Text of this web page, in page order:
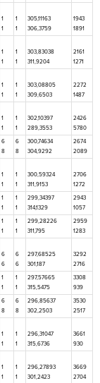
1
1
1
1
305,11163
306,3759
1943
1891
1
1
1
1
303,83038
311,9204
2161
1271
1
1
1
1
303,08805
309,6503
2272
1487
1
1
1
1
302,10397
289,3553
2426
5780
6
8
6
8
300,74634
304,9292
2674
2089
1
1
1
1
300,59324
311,9153
2706
1272
1
1
1
1
299,34397
314,1329
2943
1057
1
1
1
1
299,28226
311,795
2959
1283
6
6
6
6
297,68525
301,187
3292
2716
1
1
1
1
297,57665
315,5475
3308
939
6
8
6
8
296,85637
302,2503
3530
2517
1
1
1
1
296,31047
315,6736
3661
930
1
1
1
1
296,27893
301,2423
3669
2704